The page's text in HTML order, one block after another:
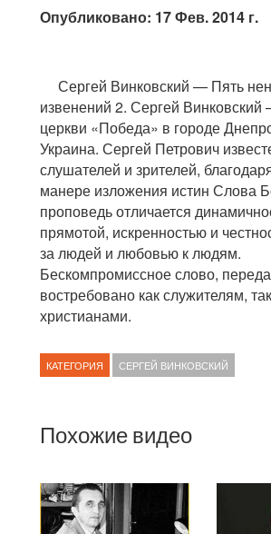
Опубликовано: 17 Фев. 2014 г.
Сергей Винковский — Пять
извенений 2. Сергей Винковский
церкви «Победа» в городе
Украина. Сергей Петрович
слушателей и зрителей,
манере изложения истин Слова
проповедь отличается
прямотой, искренностью и
за людей и любовью к людям.
Бескомпромиссное слово,
востребовано как служителям,
христианами.
КАТЕГОРИЯ СЕРГЕЙ ВИНКОВСКИЙ
Похожие видео